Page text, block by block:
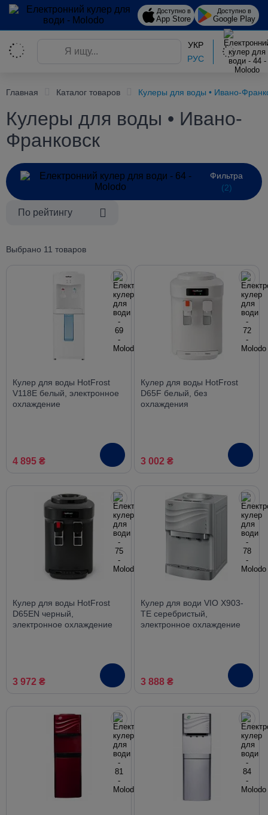
Доступно в
App Store
Доступно в
Google Play
УКР
РУС
Главная Каталог товаров Кулеры для воды • Ивано-
Кулеры для воды • Ивано-
Франковск
Фильтра
(2)
По рейтингу
Выбрано 11 товаров
Кулер для воды HotFrost
V118E белый, электронное
охлаждение
4 895 ₴
Кулер для воды HotFrost
D65F белый, без
охлаждения
3 002 ₴
Кулер для воды HotFrost
D65EN черный,
электронное охлаждение
3 972 ₴
Кулер для води VIO X903-
TE серебристый,
электронное охлаждение
3 888 ₴